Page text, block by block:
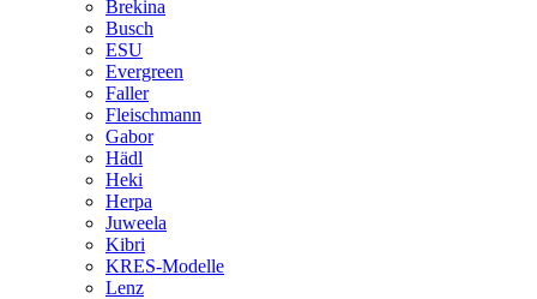
Brekina
Busch
ESU
Evergreen
Faller
Fleischmann
Gabor
Hädl
Heki
Herpa
Juweela
Kibri
KRES-Modelle
Lenz